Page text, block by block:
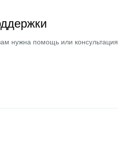
нужна помощь или консультация